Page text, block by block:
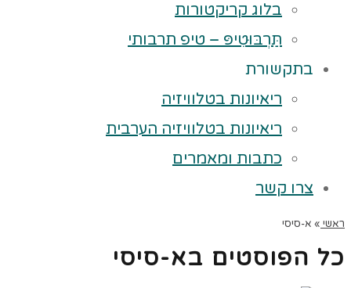
בלוג קריקטורות
תַּרְבּוּטִיפּ – טיפ תרבותי
בתקשורת
ריאיונות בטלוויזיה
ריאיונות בטלוויזיה הערבית
כתבות ומאמרים
צרו קשר
ראשי » א-סיסי
כל הפוסטים בא-סיסי